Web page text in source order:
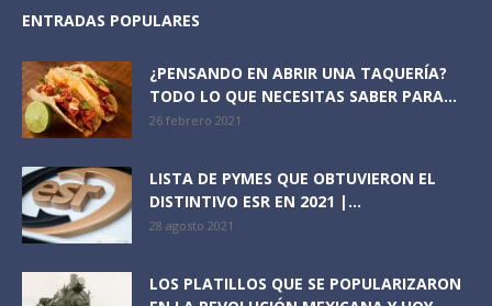
ENTRADAS POPULARES
¿PENSANDO EN ABRIR UNA TAQUERÍA?
TODO LO QUE NECESITAS SABER PARA...
26 febrero 2021
LISTA DE PYMES QUE OBTUVIERON EL
DISTINTIVO ESR EN 2021 |...
28 agosto 2021
LOS PLATILLOS QUE SE POPULARIZARON